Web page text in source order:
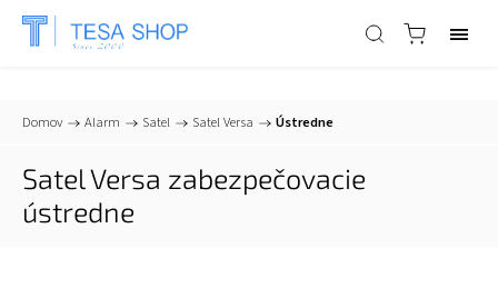
📞+421 903 553 805 info@tesa-systems.sk
Domov / Alarm / Satel / Satel Versa / Ústredne
Satel Versa zabezpečovacie
ústredne